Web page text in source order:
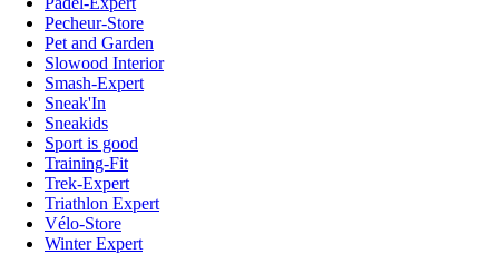
Pecheur-Store
Pet and Garden
Slowood Interior
Smash-Expert
Sneak'In
Sneakids
Sport is good
Training-Fit
Trek-Expert
Triathlon Expert
Vélo-Store
Winter Expert